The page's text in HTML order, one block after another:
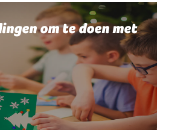
om te doen met